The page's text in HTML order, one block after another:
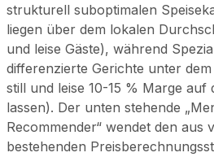
strukturell suboptimalen
liegen über dem lokalen
und leise Gäste), während
differenzierte Gerichte unter
still und leise 10-15 % Marge auf
lassen). Der unten stehende
Recommender“ wendet den aus
bestehenden